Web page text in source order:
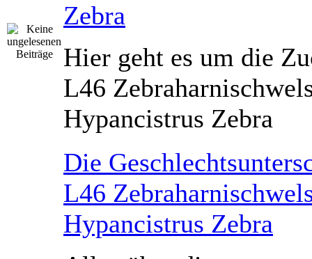
Zebra
Hier geht es um die
L46
Hypancistrus Zebra
Die
L46
Hypancistrus Zebra